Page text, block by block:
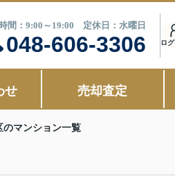
間：9:00～19:00 定休日：水曜日
048-606-3306 ロ
せ 売却査定
のマンション一覧